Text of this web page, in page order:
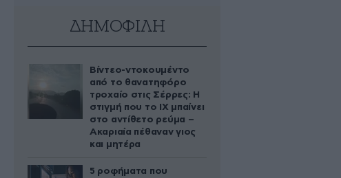
ΔΗΜΟΦΙΛΗ
Βίντεο-ντοκουμέντο
από το θανατηφόρο
τροχαίο στις Σέρρες: Η
στιγμή που το ΙΧ μπαίνει
στο αντίθετο ρεύμα –
Ακαριαία πέθαναν γιος
και μητέρα
5 ροφήματα που